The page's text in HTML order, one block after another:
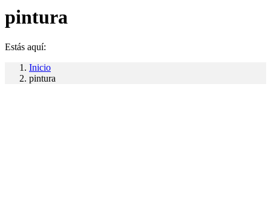
pintura
Estás aquí:
Inicio
pintura